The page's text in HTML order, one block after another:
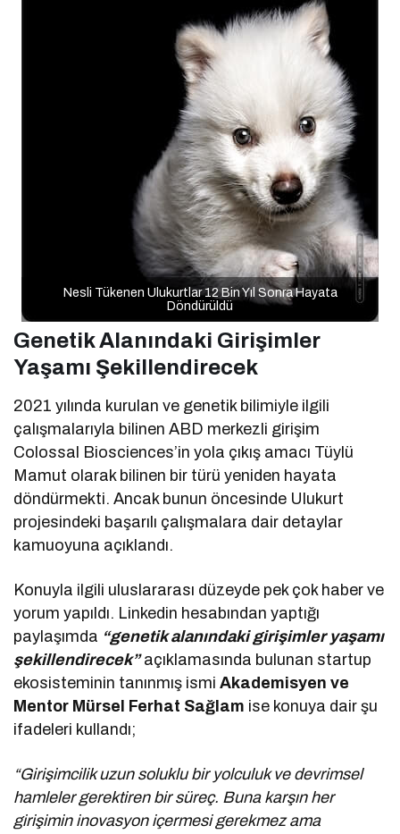
Nesli Tükenen Ulukurtlar 12 Bin Yıl Sonra Hayata
Döndürüldü
Genetik Alanındaki Girişimler
Yaşamı Şekillendirecek
2021 yılında kurulan ve genetik bilimiyle ilgili
çalışmalarıyla bilinen ABD merkezli girişim
Colossal Biosciences’in yola çıkış amacı Tüylü
Mamut olarak bilinen bir türü yeniden hayata
döndürmekti. Ancak bunun öncesinde Ulukurt
projesindeki başarılı çalışmalara dair detaylar
kamuoyuna açıklandı.
Konuyla ilgili uluslararası düzeyde pek çok haber ve
yorum yapıldı. Linkedin hesabından yaptığı
paylaşımda “genetik alanındaki girişimler yaşamı
şekillendirecek”açıklamasında bulunan startup
ekosisteminin tanınmış ismiAkademisyen ve
Mentor Mürsel Ferhat Sağlam ise konuya dair şu
ifadeleri kullandı;
“Girişimcilik uzun soluklu bir yolculuk ve devrimsel
hamleler gerektiren bir süreç. Buna karşın her
girişimin inovasyon içermesi gerekmez ama